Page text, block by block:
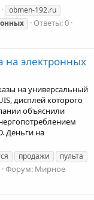
obmen-192.ru
Ответы: 0
на электронных
на универсальный
дисплей которого
объяснили
Деньги на
продажи
пульта
Форум: Мирное